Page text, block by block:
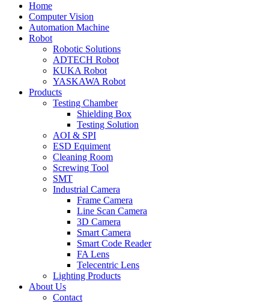
Home
Computer Vision
Automation Machine
Robot
Robotic Solutions
ADTECH Robot
KUKA Robot
YASKAWA Robot
Products
Testing Chamber
Shielding Box
Testing Solution
AOI & SPI
ESD Equiment
Cleaning Room
Screwing Tool
SMT
Industrial Camera
Frame Camera
Line Scan Camera
3D Camera
Smart Camera
Smart Code Reader
FA Lens
Telecentric Lens
Lighting Products
About Us
Contact